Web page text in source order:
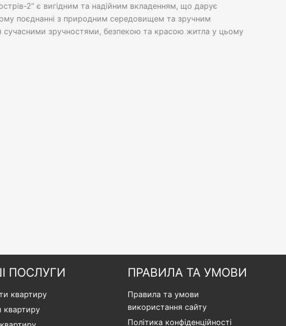
2” є вигідним та надійним вкладенням, що дарує
поєднанні з природним середовищем та зручним
зручностями, безпекою та красою житла у цьому
ПОСЛУГИ
квартиру
квартиру
ПРАВИЛА ТА УМОВИ
Правила та умови
використання сайту
Політика конфіденційності